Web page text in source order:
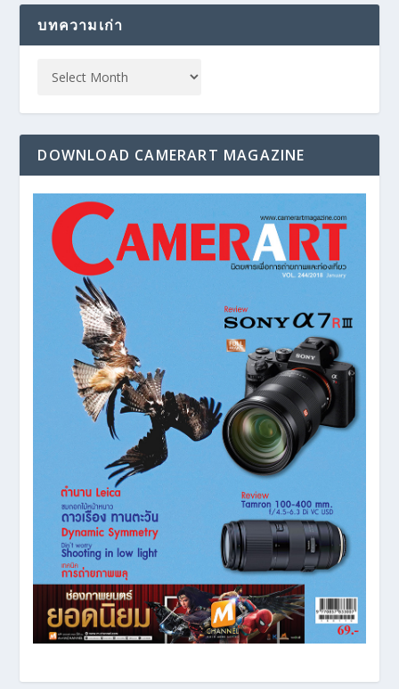
บทความเก่า
DOWNLOAD CAMERART MAGAZINE